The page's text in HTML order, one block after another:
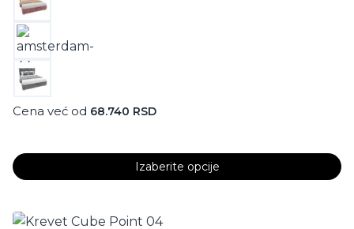
Cena već od 68.740 RSD
Izaberite opcije
proizvod